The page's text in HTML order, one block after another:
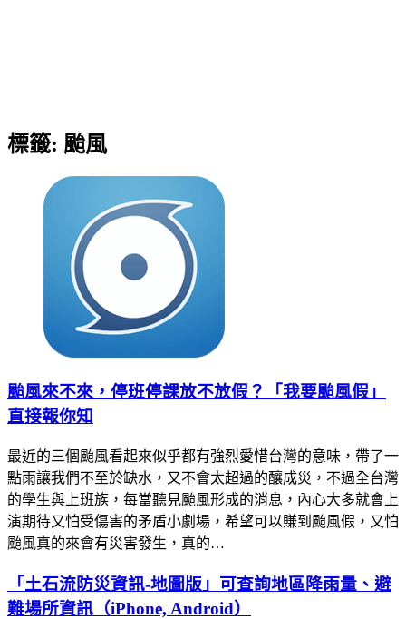
標籤: 颱風
颱風來不來，停班停課放不放假？「我要颱風假」
直接報你知
最近的三個颱風看起來似乎都有強烈愛惜台灣的意味，帶了一
點雨讓我們不至於缺水，又不會太超過的釀成災，不過全台灣
的學生與上班族，每當聽見颱風形成的消息，內心大多就會上
演期待又怕受傷害的矛盾小劇場，希望可以賺到颱風假，又怕
颱風真的來會有災害發生，真的…
「土石流防災資訊-地圖版」可查詢地區降雨量、避
難場所資訊（iPhone, Android）